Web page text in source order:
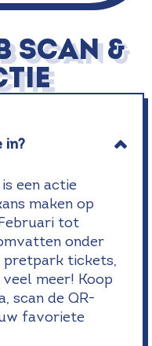
SCAN &
in?
een actie
maken op
tot
onder
pretpark tickets,
meer! Koop
scan de QR-
favoriete